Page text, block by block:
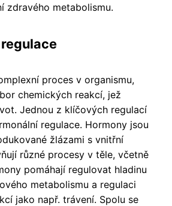
zdravého metabolismu.
proces v organismu,
chemických reakcí, jež
Jednou z klíčových regulací
regulace. Hormony jsou
žlázami s vnitřní
různé procesy v těle, včetně
pomáhají regulovat hladinu
metabolismu a regulaci
jako např. trávení. Spolu se